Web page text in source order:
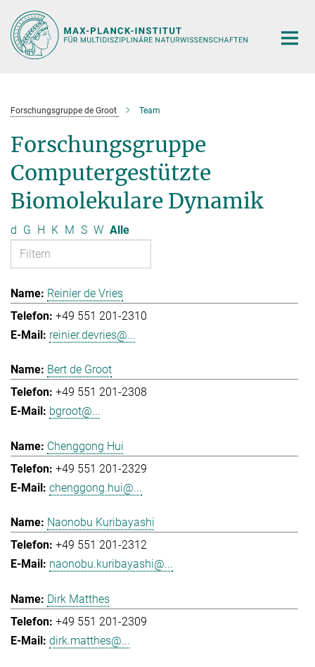
Hauptinhalt
Forschungsgruppe de Groot Team
Forschungsgruppe
Computergestützte
Biomolekulare Dynamik
d G H K M S W Alle
Reinier de Vries
+49 551 201-2310
reinier.devries@...
Bert de Groot
+49 551 201-2308
bgroot@...
Chenggong Hui
+49 551 201-2329
chenggong.hui@...
Naonobu Kuribayashi
+49 551 201-2312
naonobu.kuribayashi@...
Dirk Matthes
+49 551 201-2309
dirk.matthes@...